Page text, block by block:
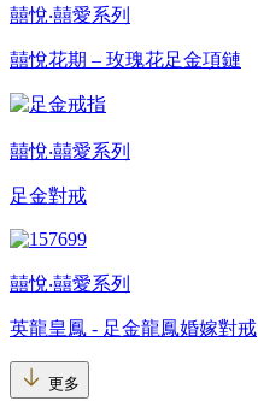
囍悅‧囍愛系列
囍悅花期 – 玫瑰花足金項鏈
囍悅‧囍愛系列
足金對戒
囍悅‧囍愛系列
英龍皇鳳 - 足金龍鳳婚嫁對戒
更多